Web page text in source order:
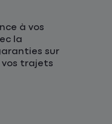
à vos
la
sur
vos trajets